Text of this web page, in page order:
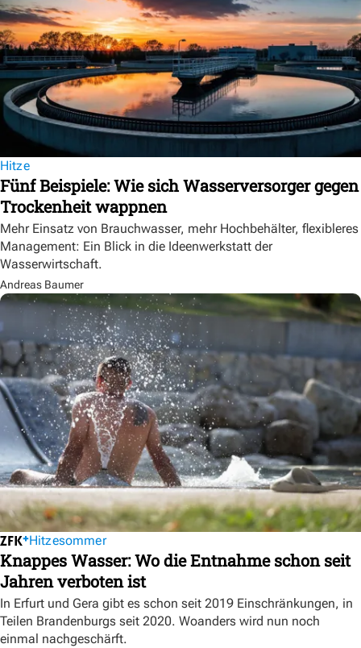
Hitze
Fünf Beispiele: Wie sich Wasserversorger gegen
Trockenheit wappnen
Mehr Einsatz von Brauchwasser, mehr Hochbehälter, flexibleres
Management: Ein Blick in die Ideenwerkstatt der
Wasserwirtschaft.
Andreas Baumer
Hitzesommer
Knappes Wasser: Wo die Entnahme schon seit
Jahren verboten ist
In Erfurt und Gera gibt es schon seit 2019 Einschränkungen, in
Teilen Brandenburgs seit 2020. Woanders wird nun noch
einmal nachgeschärft.